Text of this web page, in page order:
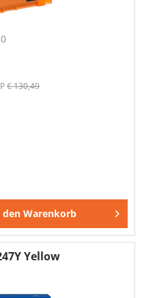
€ 130,49
den Warenkorb
Yellow